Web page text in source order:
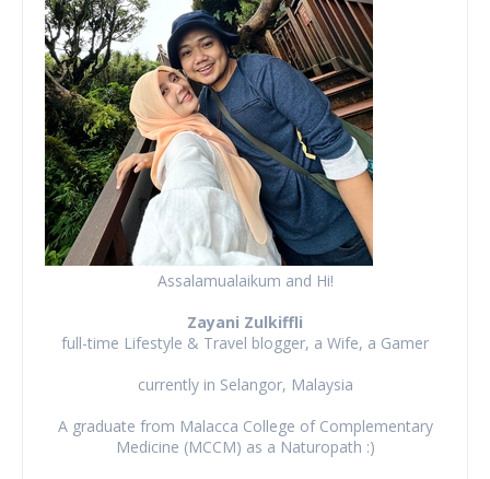
Assalamualaikum and Hi!
Zayani Zulkiffli
full-time Lifestyle & Travel blogger, a Wife, a Gamer
currently in Selangor, Malaysia
A graduate from Malacca College of Complementary
Medicine (MCCM) as a Naturopath :)